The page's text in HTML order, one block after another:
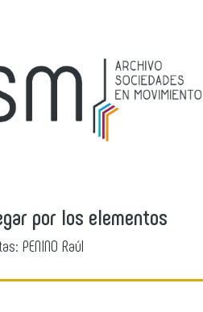
por los elementos
PENINO Raúl